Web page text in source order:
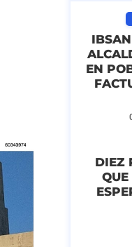
EN
DIEZ
QUE